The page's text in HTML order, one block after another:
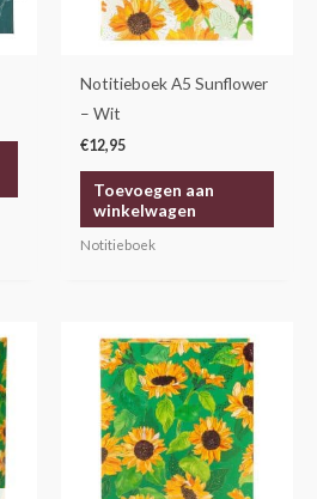
Notitieboek A5 Sunflower
– Wit
€12,95
Toevoegen aan
winkelwagen
Notitieboek